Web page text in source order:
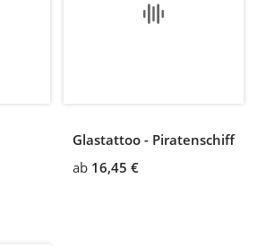
Glastattoo - Piratenschiff
ab 16,45 €